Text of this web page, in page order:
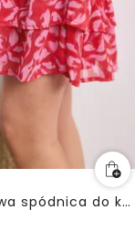
Szyfonowa spódnica do kolan z falbanami